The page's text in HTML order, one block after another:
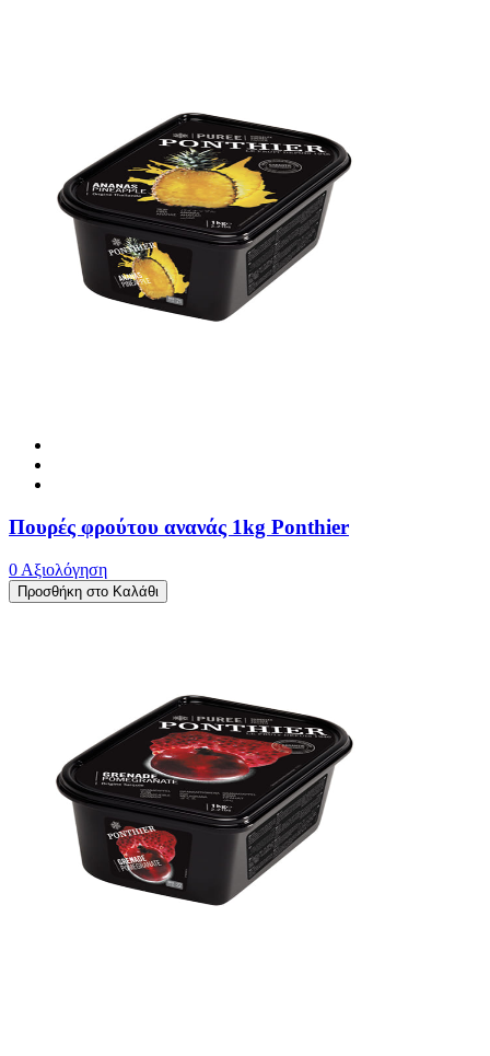
Πουρές φρούτου ανανάς 1kg Ponthier
0 Αξιολόγηση
Προσθήκη στο Καλάθι